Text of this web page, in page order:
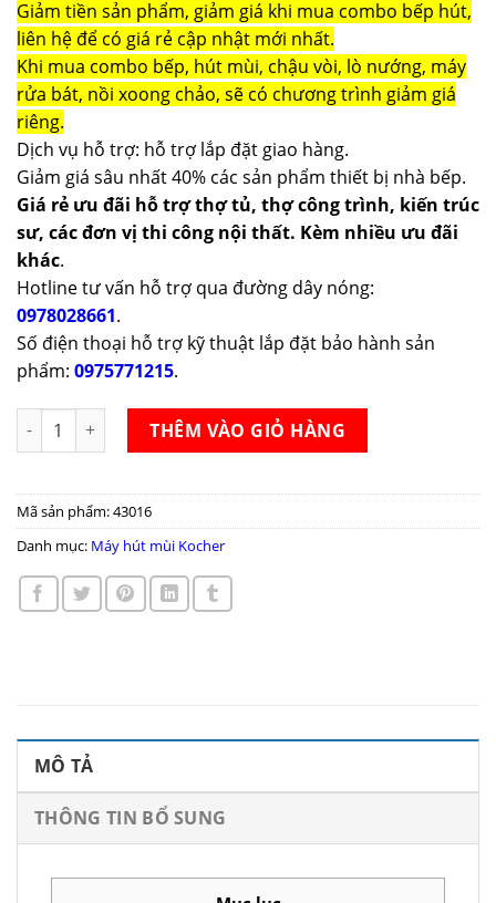
Giảm tiền sản phẩm, giảm giá khi mua combo bếp hút,
liên hệ để có giá rẻ cập nhật mới nhất.
Khi mua combo bếp, hút mùi, chậu vòi, lò nướng, máy
rửa bát, nồi xoong chảo, sẽ có chương trình giảm giá
riêng.
Dịch vụ hỗ trợ: hỗ trợ lắp đặt giao hàng.
Giảm giá sâu nhất 40% các sản phẩm thiết bị nhà bếp.
Giá rẻ ưu đãi hỗ trợ thợ tủ, thợ công trình, kiến trúc
sư, các đơn vị thi công nội thất. Kèm nhiều ưu đãi
khác.
Hotline tư vấn hỗ trợ qua đường dây nóng:
0978028661.
Số điện thoại hỗ trợ kỹ thuật lắp đặt bảo hành sản
phẩm: 0975771215.
Máy hút mùi Kocher K-2080E-90 số lượng
THÊM VÀO GIỎ HÀNG
Mã sản phẩm:43016
Danh mục: Máy hút mùi Kocher
MÔ TẢ
THÔNG TIN BỔ SUNG